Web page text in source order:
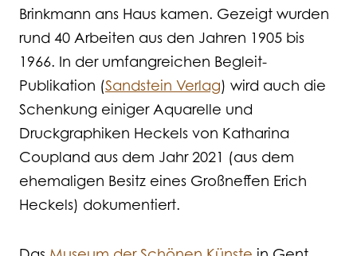
Brinkmann ans Haus kamen. Gezeigt wurden
rund 40 Arbeiten aus den Jahren 1905 bis
1966. In der umfangreichen Begleit-
Publikation (Sandstein Verlag) wird auch die
Schenkung einiger Aquarelle und
Druckgraphiken Heckels von Katharina
Coupland aus dem Jahr 2021 (aus dem
ehemaligen Besitz eines Großneffen Erich
Heckels) dokumentiert.